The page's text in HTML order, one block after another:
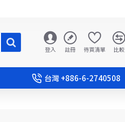
登入 註冊 待買清單 比較
台灣 +886-6-2740508